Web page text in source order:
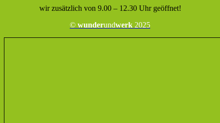
wir zusätzlich von 9.00 – 12.30 Uhr geöffnet!
© wunderundwerk 2025